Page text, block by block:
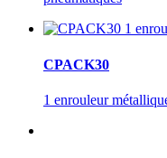
CPACK30
1 enrouleur